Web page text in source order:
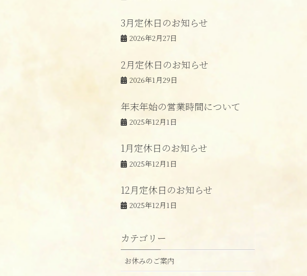
3月定休日のお知らせ
2026年2月27日
2月定休日のお知らせ
2026年1月29日
年末年始の営業時間について
2025年12月1日
1月定休日のお知らせ
2025年12月1日
12月定休日のお知らせ
2025年12月1日
カテゴリー
お休みのご案内